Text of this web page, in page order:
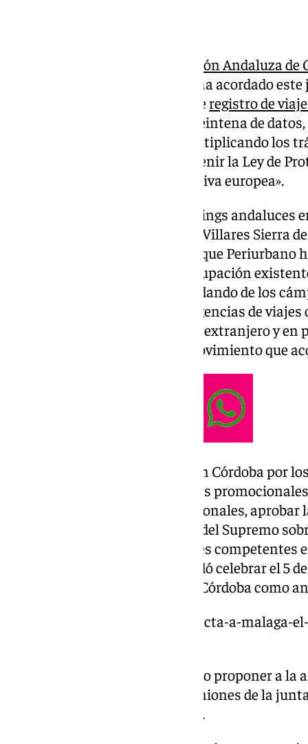
Federación Andaluza
Francisco Rodríguez Guerrero, ha acordado
alegaciones al nuevo sistema deregistro de
desea alojarse a facilitar una treintena de
la intimidad de los viajeros, multiplicando los
necesarios, y pudiendo contravenir la Ley de
contra del espíritu de la normativa europea».
Según han informado los cámpings andaluces
tenido lugar en el Cámping Los Villares Sierra
Recepción de Visitantes del Parque
FAC han manifestado la «preocupación
nuevo sistema de registro está dando de los
establecimientos hoteleros y agencias de
particularmente ante el turista extranjero y en
donde incluso ha surgido un movimiento que
Otros de los asuntos tratados en Córdoba por
la planificación de las iniciativas
en ferias nacionales e internacionales,
entrante, la reciente sentencia del Supremo
home’ ante las administraciones
próxima asamblea, que se acordó celebrar el 5
Cámping Los Villares Sierra de Córdoba como
https://www.101tv.es/como-afecta-a-malaga-
Además, la directiva ha acordado proponer a
estatutos para permitir las reuniones de la
que permitan agilizar el trabajo.